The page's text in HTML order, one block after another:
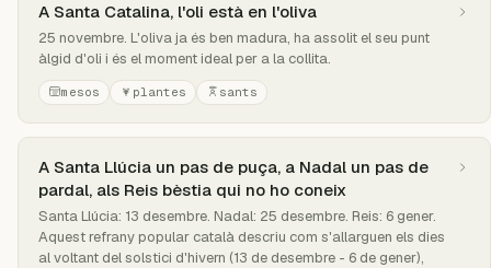
A Santa Catalina, l'oli està en l'oliva
25 novembre. L'oliva ja és ben madura, ha assolit el seu punt
àlgid d'oli i és el moment ideal per a la collita.
mesos plantes sants
A Santa Llúcia un pas de puça, a Nadal un pas de
pardal, als Reis bèstia qui no ho coneix
Santa Llúcia: 13 desembre. Nadal: 25 desembre. Reis: 6 gener.
Aquest refrany popular català descriu com s'allarguen els dies
al voltant del solstici d'hivern (13 de desembre - 6 de gener),